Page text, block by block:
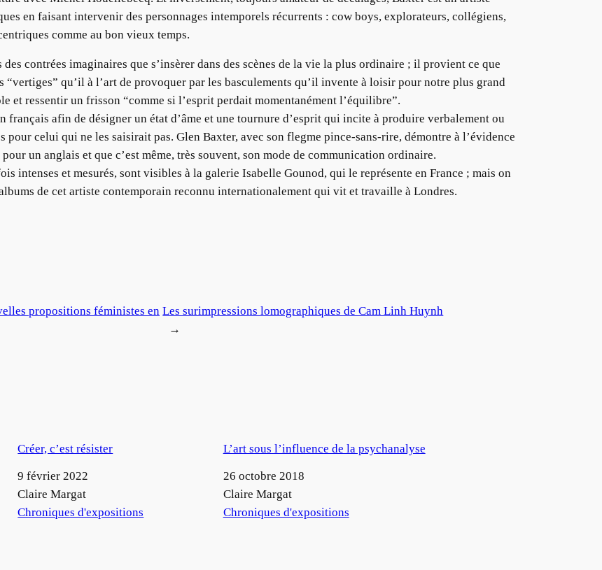
en faisant intervenir des personnages intemporels récurrents : cow boys, explorateurs, collégiens,
comme au bon vieux temps.
contrées imaginaires que s’insèrer dans des scènes de la vie la plus ordinaire ; il provient ce que
“vertiges” qu’il à l’art de provoquer par les basculements qu’il invente à loisir pour notre plus grand
ressentir un frisson “comme si l’esprit perdait momentanément l’équilibre”.
français afin de désigner un état d’âme et une tournure d’esprit qui incite à produire verbalement ou
celui qui ne les saisirait pas. Glen Baxter, avec son flegme pince-sans-rire, démontre à l’évidence
un anglais et que c’est même, très souvent, son mode de communication ordinaire.
intenses et mesurés, sont visibles à la galerie Isabelle Gounod, qui le représente en France ; mais on
de cet artiste contemporain reconnu internationalement qui vit et travaille à Londres.
propositions féministes en Les surimpressions lomographiques de Cam Linh Huynh
→
Créer, c’est résister
Date
9 février 2022
Auteur
Claire Margat
Par rapport à
Chroniques d'expositions
L’art sous l’influence de la psychanalyse
Date
26 octobre 2018
Auteur
Claire Margat
Par rapport à
Chroniques d'expositions